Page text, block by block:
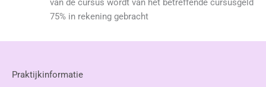
van de cursus wordt van het betreffende cursusgeld
75% in rekening gebracht
Praktijkinformatie